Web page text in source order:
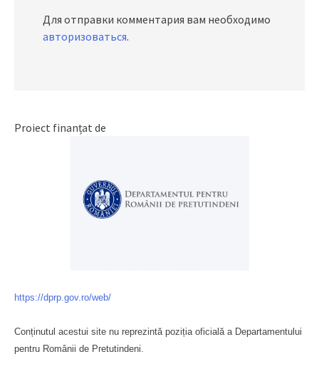
Для отправки комментария вам необходимо
авторизоваться.
Proiect finanțat de
https://dprp.gov.ro/web/
Conținutul acestui site nu reprezintă poziția oficială a Departamentului
pentru Românii de Pretutindeni.